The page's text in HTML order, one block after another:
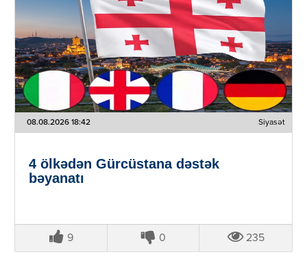
08.08.2026 18:42 Siyasət
4 ölkədən Gürcüstana dəstək
bəyanatı
9 0 235